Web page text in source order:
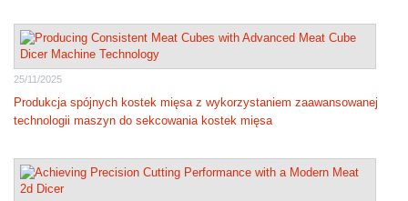
25/11/2025
Produkcja spójnych kostek mięsa z wykorzystaniem zaawansowanej
technologii maszyn do sekcowania kostek mięsa